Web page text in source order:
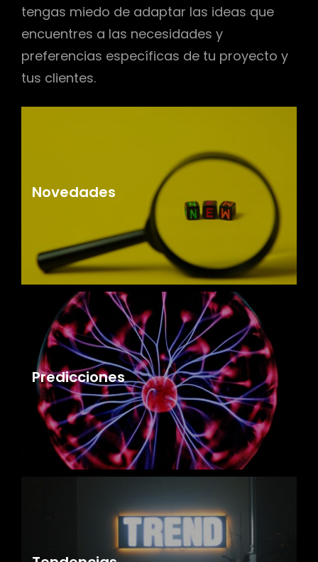
tengas miedo de adaptar las ideas que
encuentres a las necesidades y
preferencias específicas de tu proyecto y
tus clientes.
Novedades
Predicciones